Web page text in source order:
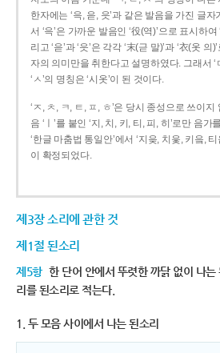
한자에는 ‘윽, 읃, 읏’과 같은 발음을 가진 글
서 ‘윽’은 가까운 발음인 ‘役(역)’으로 표시하여
리고 ‘읃’과 ‘읏’은 각각 ‘末(귿 말)’과 ‘衣(옷
자의 의미만을 취한다고 설명하였다. 그래서 ‘
‘ㅅ’의 명칭은 ‘시옷’이 된 것이다.
‘ㅈ, ㅊ, ㅋ, ㅌ, ㅍ, ㅎ’은 당시 종성으로 쓰이
음 ‘ㅣ’를 붙인 ‘지, 치, 키, 티, 피, 히’로만 음
‘한글 마춤법 통일안’에서 ‘지읒, 치읓, 키읔,
이 확정되었다.
제3장 소리에 관한 것
제1절 된소리
제5항 한 단어 안에서 뚜렷한 까닭 없이 나
리를 된소리로 적는다.
1. 두 모음 사이에서 나는 된소리